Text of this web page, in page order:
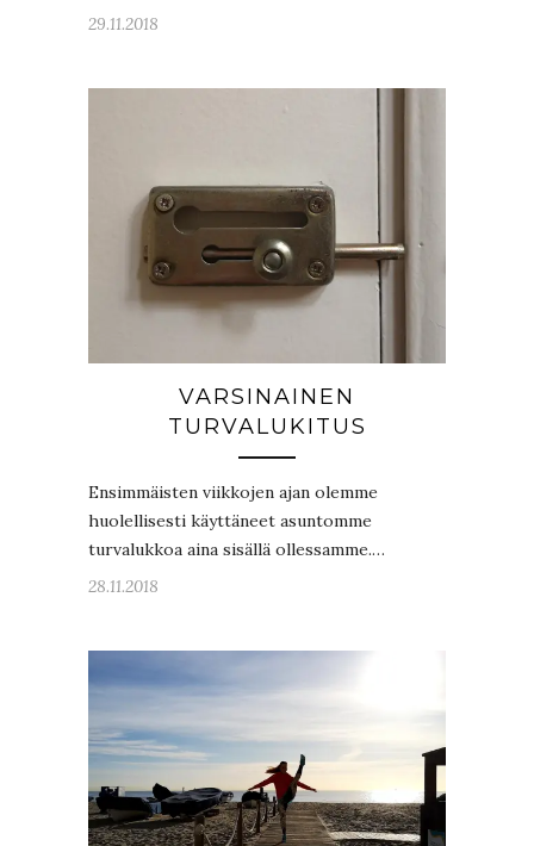
29.11.2018
VARSINAINEN
TURVALUKITUS
Ensimmäisten viikkojen ajan olemme
huolellisesti käyttäneet asuntomme
turvalukkoa aina sisällä ollessamme.…
28.11.2018